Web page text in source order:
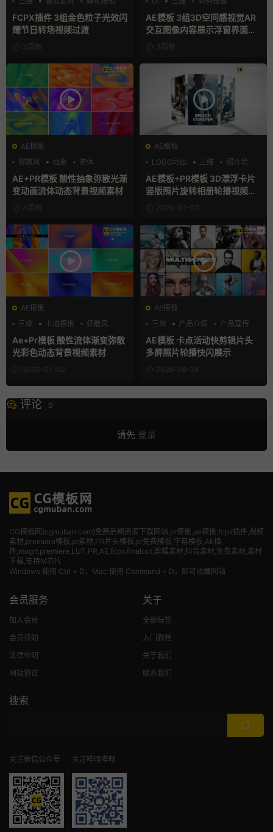
FCPX插件 3组金色粒子光效闪
耀节日转场视频过渡
3周前
AE模板 3组3D空间感视觉AR
交互图像内容展示浮窗界面动
3周前
AE模板
弥散风
抽象 流体
AE+PR模板 酸性抽象弥散光渐
变动画流体动态背景视频素材
4周前
AE模板
LOGO动画
三维 照片墙
AE模板+PR模板 3D漂浮卡片
竖版照片旋转相册轮播视频片
2026-07-07
AE模板
三维
卡通模板 弥散风
Ae+Pr模板 酸性流体渐变弥散
光彩色动态背景视频素材
2026-07-02
AE模板
三维
产品介绍 产品宣传
AE模板 卡点活动快剪辑片头
多屏照片轮播快闪展示
2026-06-28
评论 0
请先 登录
CG模板网(cgmuban.com)免费后期资源下载网站,pr模板,ae模板,fcpx插件,视频
素材 ,premiere模板,pr素材,PR片头模板,pr免费模板,字幕模板,AE插
件,mogrt,premiere,LUT,PR,AE,fcpx,finalcut,剪辑素材,抖音素材,免费素材,素材
下载,支持M芯片
Windows 使用 Ctrl + D，Mac 使用 Command + D，即可收藏网站
会员服务
加入会员
会员须知
法律申明
网站协议
关于
全部标签
入门教程
关于我们
联系我们
搜索
关注微信公众号 关注哔哩哔哩